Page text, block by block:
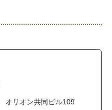
リオン共同ビル109